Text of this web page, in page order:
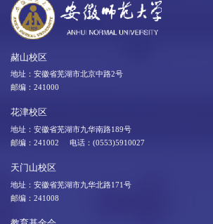
赭山校区
地址：安徽省芜湖市北京中路2号
邮编：241000
花津校区
地址：安徽省芜湖市九华南路189号
邮编：241002 电话：(0553)5910027
天门山校区
地址：安徽省芜湖市九华北路171号
邮编：241008